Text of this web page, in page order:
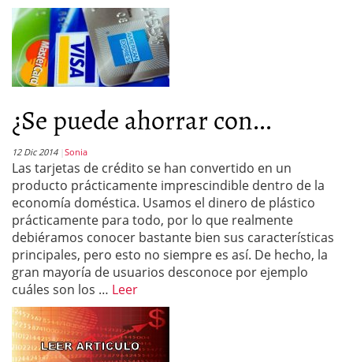
¿Se puede ahorrar con...
12 Dic 2014 Sonia
Las tarjetas de crédito se han convertido en un
producto prácticamente imprescindible dentro de la
economía doméstica. Usamos el dinero de plástico
prácticamente para todo, por lo que realmente
debiéramos conocer bastante bien sus características
principales, pero esto no siempre es así. De hecho, la
gran mayoría de usuarios desconoce por ejemplo
cuáles son los … Leer